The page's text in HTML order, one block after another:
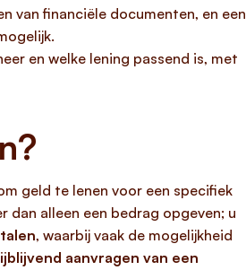
van financiële documenten, en een
en welke lening passend is, met
geld te lenen voor een specifiek
dan alleen een bedrag opgeven; u
, waarbij vaak de mogelijkheid
aanvragen van een